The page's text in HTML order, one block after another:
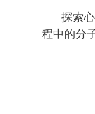
探索
程中的分